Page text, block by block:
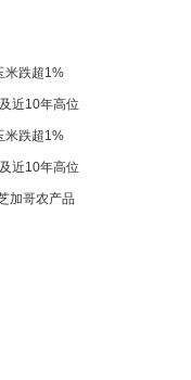
米跌超1%
近10年高位
米跌超1%
近10年高位
加哥农产品